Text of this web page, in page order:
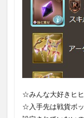
☆みんな大好きヒヒ
☆入手先は戦貨ボ